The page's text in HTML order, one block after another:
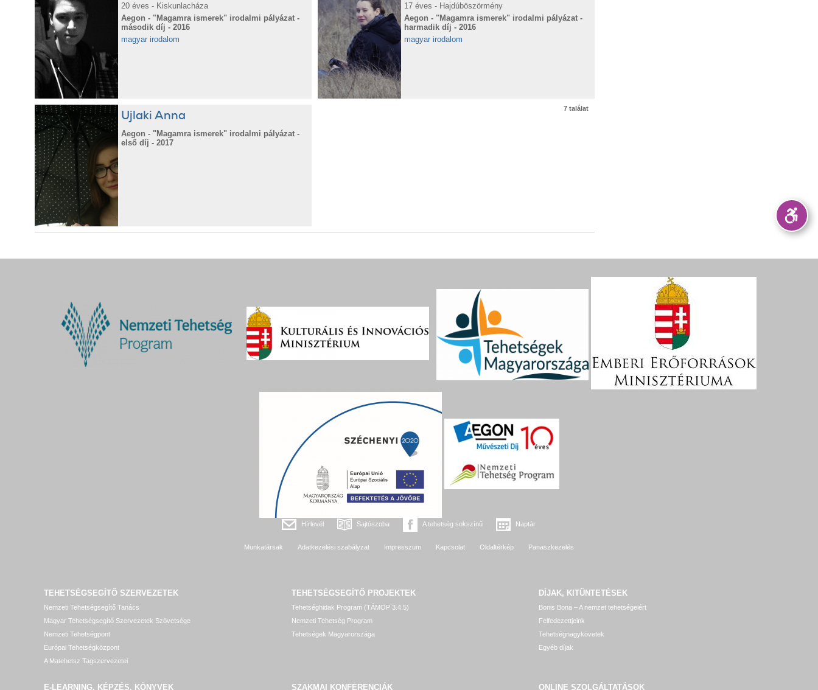
20 éves - Kiskunlacháza
Aegon - "Magamra ismerek" irodalmi pályázat -
második díj - 2016
magyar irodalom
17 éves - Hajdúböszörmény
Aegon - "Magamra ismerek" irodalmi pályázat -
harmadik díj - 2016
magyar irodalom
Ujlaki Anna
Aegon - "Magamra ismerek" irodalmi pályázat -
első díj - 2017
7 találat
Hírlevél Sajtószoba A tehetség sokszínű Naptár
Munkatársak Adatkezelési szabályzat Impresszum Kapcsolat Oldaltérkép Panaszkezelés
TEHETSÉGSEGÍTŐ SZERVEZETEK
Nemzeti Tehetségsegítő Tanács
Magyar Tehetségsegítő Szervezetek Szövetsége
Nemzeti Tehetségpont
Európai Tehetségközpont
A Matehetsz Tagszervezetei
TEHETSÉGSEGÍTŐ PROJEKTEK
Tehetséghidak Program (TÁMOP 3.4.5)
Nemzeti Tehetség Program
Tehetségek Magyarországa
DÍJAK, KITÜNTETÉSEK
Bonis Bona – A nemzet tehetségeiért
Felfedezettjeink
Tehetségnagykövetek
Egyéb díjak
E-LEARNING, KÉPZÉS, KÖNYVEK SZAKMAI KONFERENCIÁK ONLINE SZOLGÁLTATÁSOK